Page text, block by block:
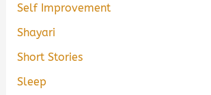
Self Improvement
Shayari
Short Stories
Sleep